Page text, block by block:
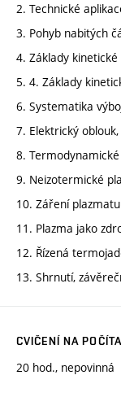
2. Technické
3. Pohyb nabitých
4. Základy
5. 4. Základy
6. Systematika
7. Elektrický
8.
9. Neizotermické
10. Záření
11. Plazma jako
12. Řízená
13. Shrnutí,
CVIČENÍ NA
20 hod., nepovinná